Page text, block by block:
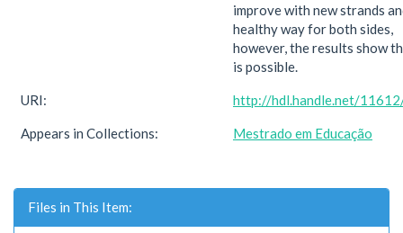
improve with new strands
healthy way for both sides,
however, the results show
is possible.
URI: http://hdl.handle.net/
Appears in Collections: Mestrado em Educação
Files in This Item: